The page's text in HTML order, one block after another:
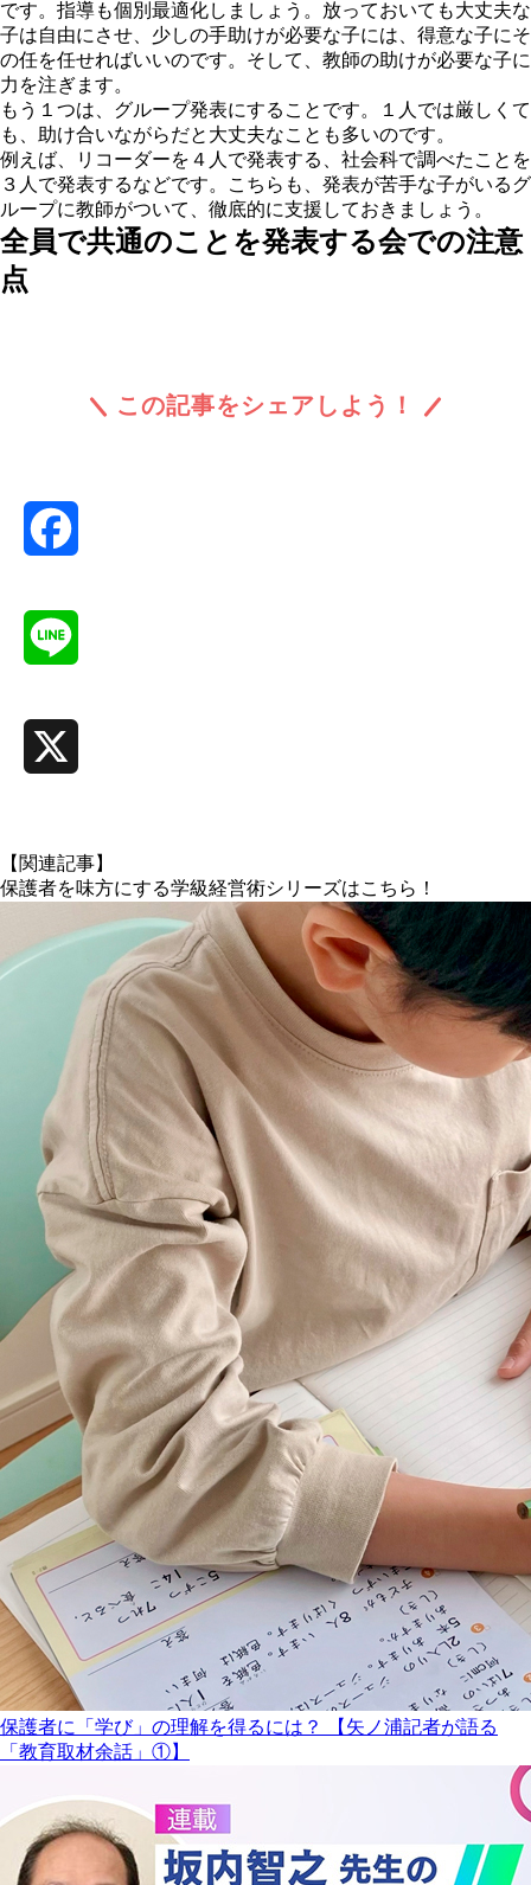
です。指導も個別最適化しましょう。放っておいても大丈夫な
子は自由にさせ、少しの手助けが必要な子には、得意な子にそ
の任を任せればいいのです。そして、教師の助けが必要な子に
力を注ぎます。
もう１つは、 グループ発表にする ことです。１人では厳しくて
も、助け合いながらだと大丈夫なことも多いのです。
例えば、リコーダーを４人で発表する、社会科で調べたことを
３人で発表するなどです。こちらも、発表が苦手な子がいるグ
ループに教師がついて、徹底的に支援しておきましょう。
全員で共通のことを発表する会での注意
点
この記事をシェアしよう！
【関連記事】
保護者を味方にする学級経営術シリーズはこちら！
保護者に「学び」の理解を得るには？ 【矢ノ浦記者が語る
「教育取材余話」①】